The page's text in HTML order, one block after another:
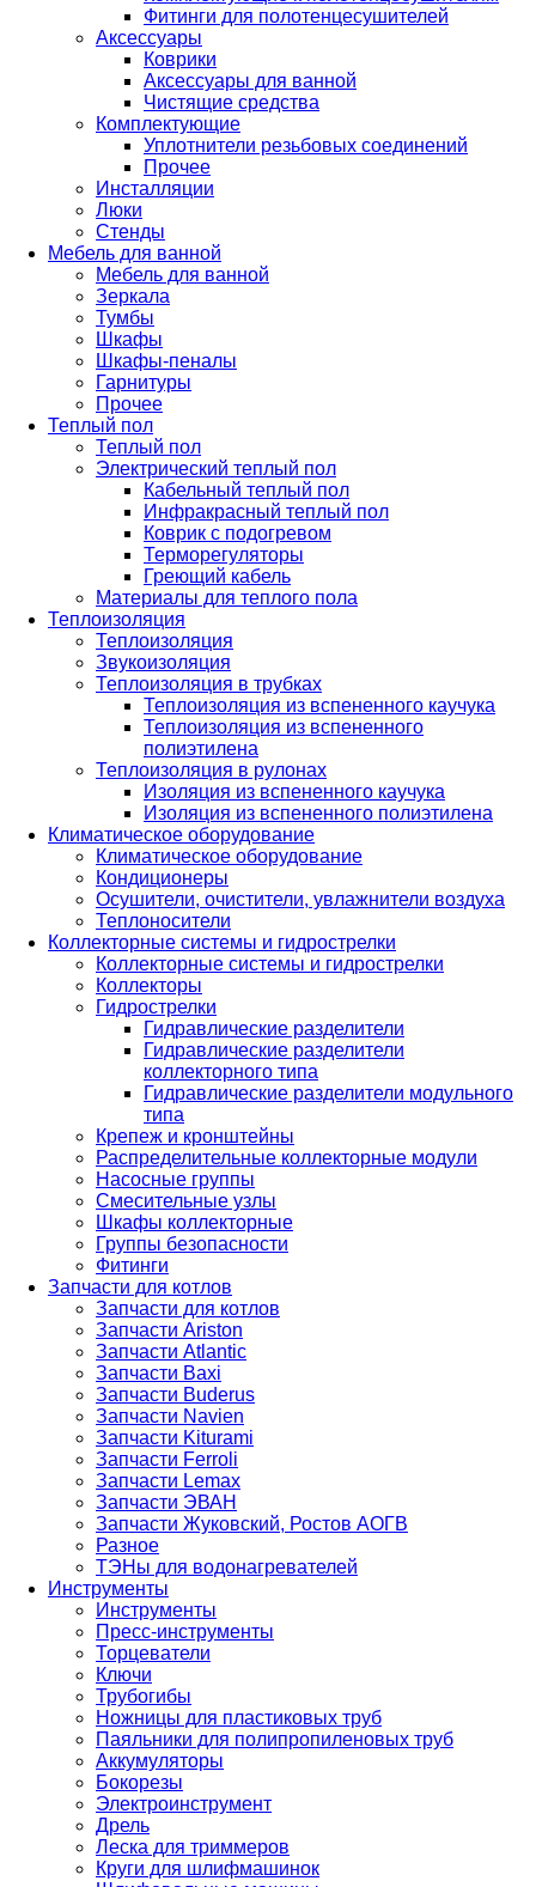
Фитинги для полотенцесушителей
Аксессуары
Коврики
Аксессуары для ванной
Чистящие средства
Комплектующие
Уплотнители резьбовых соединений
Прочее
Инсталляции
Люки
Стенды
Мебель для ванной
Мебель для ванной
Зеркала
Тумбы
Шкафы
Шкафы-пеналы
Гарнитуры
Прочее
Теплый пол
Теплый пол
Электрический теплый пол
Кабельный теплый пол
Инфракрасный теплый пол
Коврик с подогревом
Терморегуляторы
Греющий кабель
Материалы для теплого пола
Теплоизоляция
Теплоизоляция
Звукоизоляция
Теплоизоляция в трубках
Теплоизоляция из вспененного каучука
Теплоизоляция из вспененного
полиэтилена
Теплоизоляция в рулонах
Изоляция из вспененного каучука
Изоляция из вспененного полиэтилена
Климатическое оборудование
Климатическое оборудование
Кондиционеры
Осушители, очистители, увлажнители воздуха
Теплоносители
Коллекторные системы и гидрострелки
Коллекторные системы и гидрострелки
Коллекторы
Гидрострелки
Гидравлические разделители
Гидравлические разделители
коллекторного типа
Гидравлические разделители модульного
типа
Крепеж и кронштейны
Распределительные коллекторные модули
Насосные группы
Смесительные узлы
Шкафы коллекторные
Группы безопасности
Фитинги
Запчасти для котлов
Запчасти для котлов
Запчасти Ariston
Запчасти Atlantic
Запчасти Baxi
Запчасти Buderus
Запчасти Navien
Запчасти Kiturami
Запчасти Ferroli
Запчасти Lemax
Запчасти ЭВАН
Запчасти Жуковский, Ростов АОГВ
Разное
ТЭНы для водонагревателей
Инструменты
Инструменты
Пресс-инструменты
Торцеватели
Ключи
Трубогибы
Ножницы для пластиковых труб
Паяльники для полипропиленовых труб
Аккумуляторы
Бокорезы
Электроинструмент
Дрель
Леска для триммеров
Круги для шлифмашинок